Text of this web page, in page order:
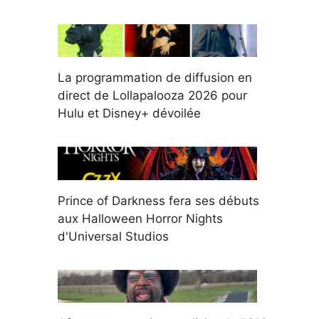
La programmation de diffusion en
direct de Lollapalooza 2026 pour
Hulu et Disney+ dévoilée
Prince of Darkness fera ses débuts
aux Halloween Horror Nights
d'Universal Studios